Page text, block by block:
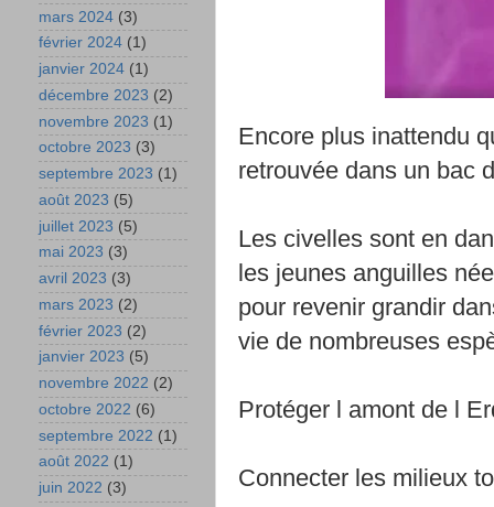
Encore plus inattendu
retrouvée dans un bac
Les civelles sont en
les jeunes anguilles
pour revenir grandir
vie de nombreuses
Protéger l amont de l
Connecter les milieux
mars 2024 (3)
février 2024 (1)
janvier 2024 (1)
décembre 2023 (2)
novembre 2023 (1)
octobre 2023 (3)
septembre 2023 (1)
août 2023 (5)
juillet 2023 (5)
mai 2023 (3)
avril 2023 (3)
mars 2023 (2)
février 2023 (2)
janvier 2023 (5)
novembre 2022 (2)
octobre 2022 (6)
septembre 2022 (1)
août 2022 (1)
juin 2022 (3)